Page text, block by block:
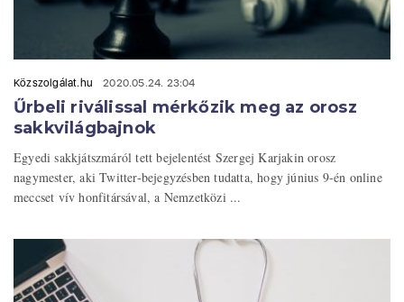
Közszolgálat.hu 2020.05.24. 23:04
Űrbeli riválissal mérkőzik meg az orosz
sakkvilágbajnok
Egyedi sakkjátszmáról tett bejelentést Szergej Karjakin orosz
nagymester, aki Twitter-bejegyzésben tudatta, hogy június 9-én online
meccset vív honfitársával, a Nemzetközi ...